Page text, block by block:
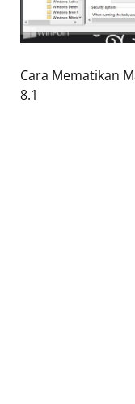
Cara Mematikan
8.1